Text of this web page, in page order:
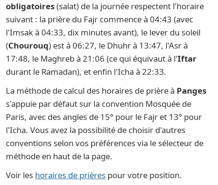
obligatoires(salat) de la journée respectent l'horaire
suivant : la prière du Fajr commence à 04:43 (avec
l'Imsak à 04:33, dix minutes avant), le lever du soleil
(Chourouq) est à 06:27, le Dhuhr à 13:47, l'Asr à
17:48, le Maghreb à 21:06 (ce qui équivaut à l'Iftar
durant le Ramadan), et enfin l'Icha à 22:33.
La méthode de calcul des horaires de prière à Panges
s'appuie par défaut sur la convention Mosquée de
Paris, avec des angles de 15° pour le Fajr et 13° pour
l'Icha. Vous avez la possibilité de choisir d'autres
conventions selon vos préférences via le sélecteur de
méthode en haut de la page.
Voir les horaires de prières pour votre position.